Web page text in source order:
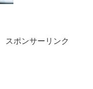
スポンサーリンク